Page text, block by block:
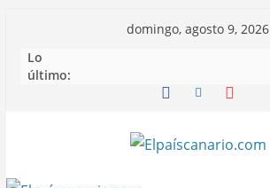
contenido
domingo, agosto 9, 2026
Lo
último: